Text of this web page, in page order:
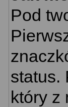
Pod
status.
który z